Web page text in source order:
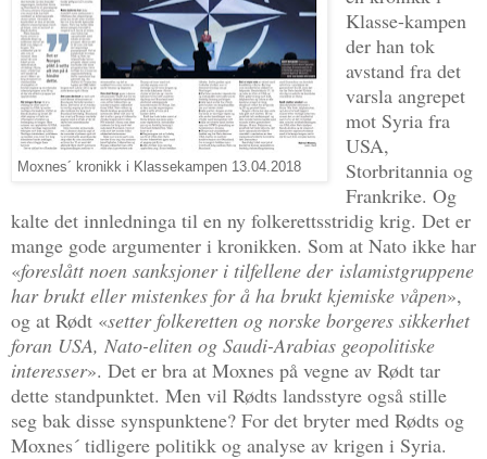
Moxnes´ kronikk i Klassekampen 13.04.2018
Klasse-kampen
der han tok
avstand fra det
varsla angrepet
mot Syria fra
USA,
Storbritannia og
Frankrike. Og
kalte det innledninga til en ny folkerettsstridig krig. Det er
mange gode argumenter i kronikken. Som at Nato ikke har
«foreslått noen sanksjoner i tilfellene der islamistgruppene
har brukt eller mistenkes for å ha brukt kjemiske våpen»,
og at Rødt «setter folkeretten og norske borgeres sikkerhet
foran USA, Nato-eliten og Saudi-Arabias geopolitiske
interesser». Det er bra at Moxnes på vegne av Rødt tar
dette standpunktet. Men vil Rødts landsstyre også stille
seg bak disse synspunktene? For det bryter med Rødts og
Moxnes´ tidligere politikk og analyse av krigen i Syria.